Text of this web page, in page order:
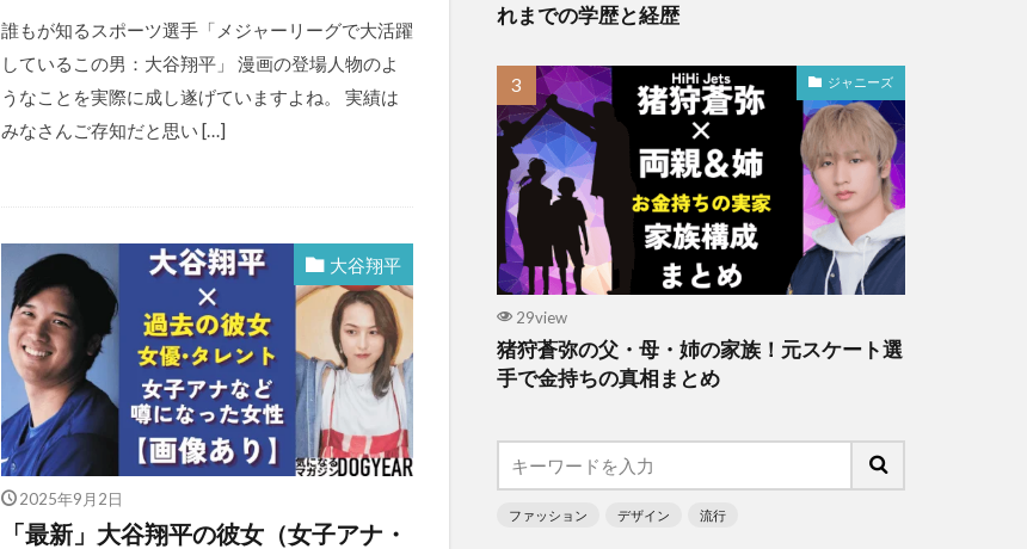
誰もが知るスポーツ選手「メジャーリーグで大活躍
しているこの男：大谷翔平」 漫画の登場人物のよ
うなことを実際に成し遂げていますよね。 実績は
みなさんご存知だと思い […]
大谷翔平
2025年9月2日
「最新」大谷翔平の彼女（女子アナ・
れまでの学歴と経歴
ジャニーズ
29view
猪狩蒼弥の父・母・姉の家族！元スケート選
手で金持ちの真相まとめ
ファッション デザイン 流行